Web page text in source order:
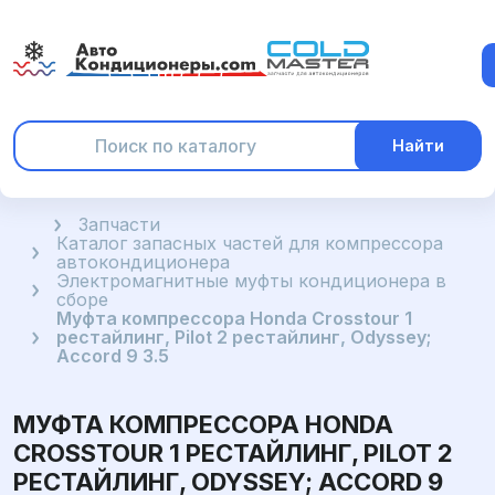
Найти
ГлавнаяЗапчасти
Каталог запасных частей для компрессора
автокондиционера
Электромагнитные муфты кондиционера в
сборе
Муфта компрессора Honda Crosstour 1
рестайлинг, Pilot 2 рестайлинг, Odyssey;
Accord 9 3.5
МУФТА КОМПРЕССОРА HONDA
CROSSTOUR 1 РЕСТАЙЛИНГ, PILOT 2
РЕСТАЙЛИНГ, ODYSSEY; ACCORD 9